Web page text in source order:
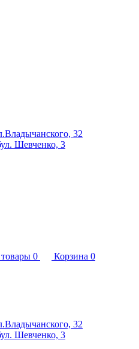
32
Шевченко, 3
0 Корзина 0
32
Шевченко, 3